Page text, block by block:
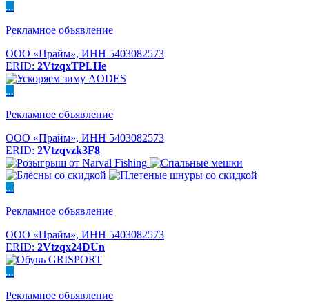
...
Рекламное объявление
ООО «Прайм», ИНН 5403082573
ERID: 2VtzqxTPLHe
...
Рекламное объявление
ООО «Прайм», ИНН 5403082573
ERID: 2Vtzqvzk3F8
...
Рекламное объявление
ООО «Прайм», ИНН 5403082573
ERID: 2Vtzqx24DUn
...
Рекламное объявление